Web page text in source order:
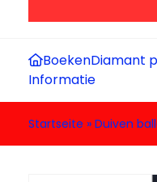
BoekenDiamant
Informatie
Startseite » Duiven